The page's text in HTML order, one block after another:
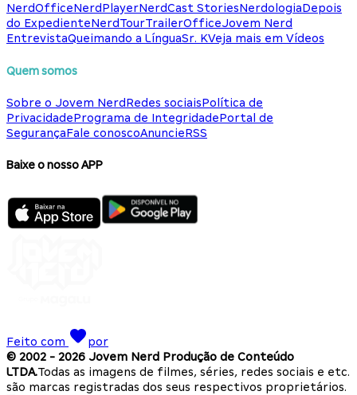
NerdOfficeNerdPlayerNerdCast StoriesNerdologiaDepois
do ExpedienteNerdTourTrailerOfficeJovem Nerd
EntrevistaQueimando a LínguaSr. KVeja mais em Vídeos
Quem somos
Sobre o Jovem NerdRedes sociaisPolítica de
PrivacidadePrograma de IntegridadePortal de
SegurançaFale conoscoAnuncieRSS
Baixe o nosso APP
Feito com
por
© 2002 - 2026 Jovem Nerd Produção de Conteúdo
LTDA.Todas as imagens de filmes, séries, redes sociais e etc.
são marcas registradas dos seus respectivos proprietários.